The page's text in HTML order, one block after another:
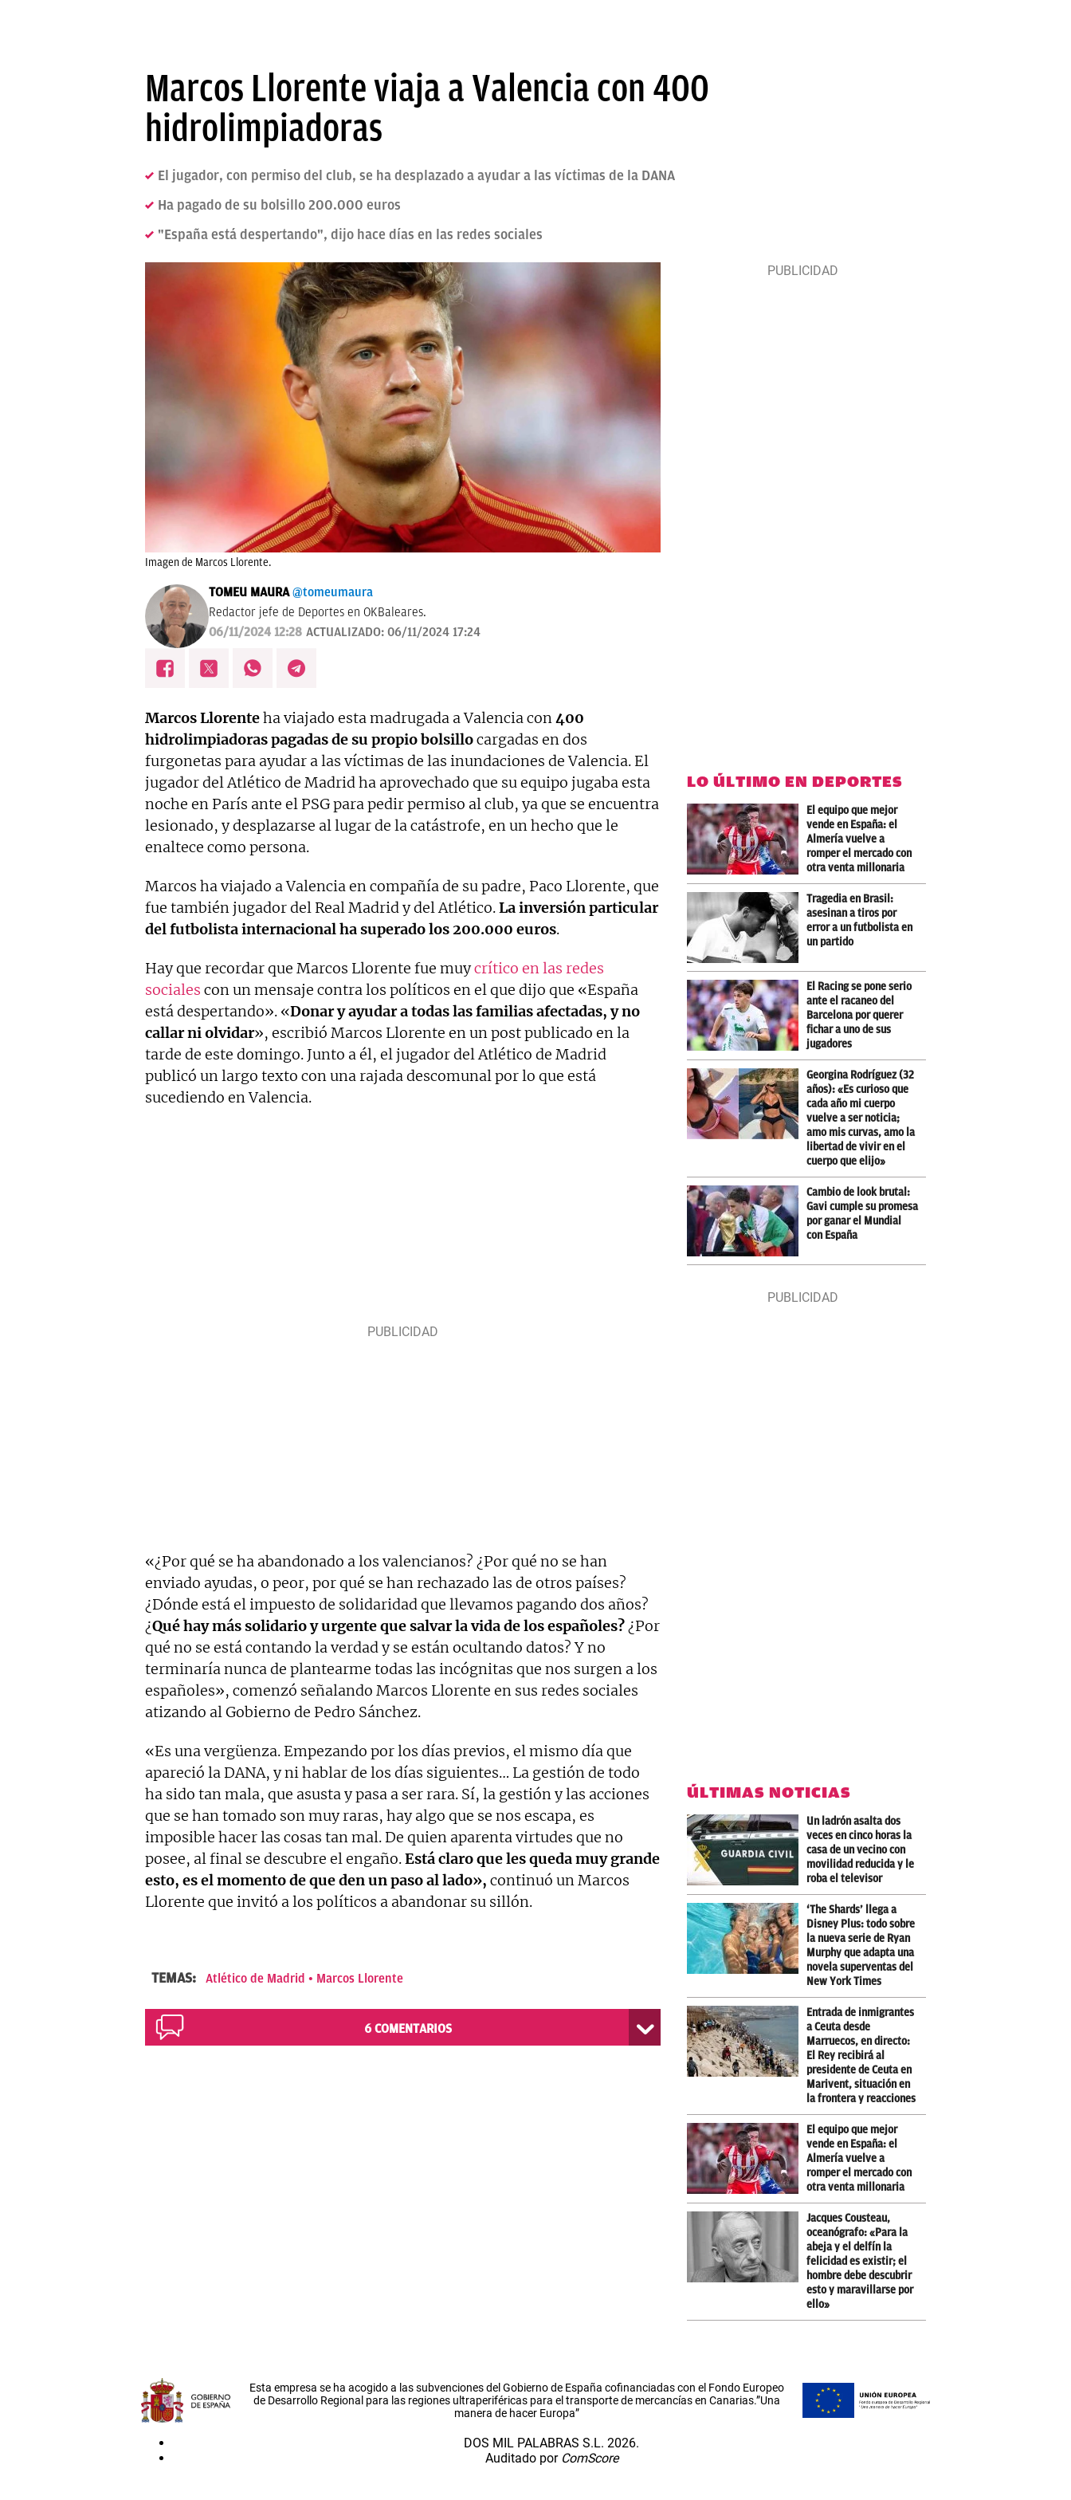
Marcos Llorente viaja a Valencia con 400
hidrolimpiadoras
El jugador, con permiso del club, se ha desplazado a ayudar a las víctimas de la DANA
Ha pagado de su bolsillo 200.000 euros
"España está despertando", dijo hace días en las redes sociales
Imagen de Marcos Llorente.
TOMEU MAURA @tomeumaura
Redactor jefe de Deportes en OKBaleares.
06/11/2024 12:28 ACTUALIZADO: 06/11/2024 17:24
Marcos Llorenteha viajado esta madrugada a Valencia con400
hidrolimpiadoras pagadas de su propio bolsillocargadas en dos
furgonetas para ayudar a las víctimas de las inundaciones de Valencia. El
jugador del Atlético de Madrid ha aprovechado que su equipo jugaba esta
noche en París ante el PSG para pedir permiso al club, ya que se encuentra
lesionado, y desplazarse al lugar de la catástrofe, en un hecho que le
enaltece como persona.
Marcos ha viajado a Valencia en compañía de su padre, Paco Llorente, que
fue también jugador del Real Madrid y del Atlético.La inversión particular
del futbolista internacional ha superado los 200.000 euros.
Hay que recordar que Marcos Llorente fue muycrítico en las redes
sociales con un mensaje contra los políticos en el que dijo que «España
está despertando». «Donar y ayudar a todas las familias afectadas, y no
callar ni olvidar», escribió Marcos Llorente en un post publicado en la
tarde de este domingo. Junto a él, el jugador del Atlético de Madrid
publicó un largo texto con una rajada descomunal por lo que está
sucediendo en Valencia.
«¿Por qué se ha abandonado a los valencianos? ¿Por qué no se han
enviado ayudas, o peor, por qué se han rechazado las de otros países?
¿Dónde está el impuesto de solidaridad que llevamos pagando dos años?
¿Qué hay más solidario y urgente que salvar la vida de los españoles?¿Por
qué no se está contando la verdad y se están ocultando datos? Y no
terminaría nunca de plantearme todas las incógnitas que nos surgen a los
españoles», comenzó señalando Marcos Llorente en sus redes sociales
atizando al Gobierno de Pedro Sánchez.
«Es una vergüenza. Empezando por los días previos, el mismo día que
apareció la DANA, y ni hablar de los días siguientes… La gestión de todo
ha sido tan mala, que asusta y pasa a ser rara. Sí, la gestión y las acciones
que se han tomado son muy raras, hay algo que se nos escapa, es
imposible hacer las cosas tan mal. De quien aparenta virtudes que no
posee, al final se descubre el engaño.Está claro que les queda muy grande
esto, es el momento de que den un paso al lado», continuó un Marcos
Llorente que invitó a los políticos a abandonar su sillón.
TEMAS: Atlético de Madrid Marcos Llorente
6 COMENTARIOS
LO ÚLTIMO EN DEPORTES
El equipo que mejor
vende en España: el
Almería vuelve a
romper el mercado con
otra venta millonaria
Tragedia en Brasil:
asesinan a tiros por
error a un futbolista en
un partido
El Racing se pone serio
ante el racaneo del
Barcelona por querer
fichar a uno de sus
jugadores
Georgina Rodríguez (32
años): «Es curioso que
cada año mi cuerpo
vuelve a ser noticia;
amo mis curvas, amo la
libertad de vivir en el
cuerpo que elijo»
Cambio de look brutal:
Gavi cumple su promesa
por ganar el Mundial
con España
ÚLTIMAS NOTICIAS
Un ladrón asalta dos
veces en cinco horas la
casa de un vecino con
movilidad reducida y le
roba el televisor
‘The Shards’ llega a
Disney Plus: todo sobre
la nueva serie de Ryan
Murphy que adapta una
novela superventas del
New York Times
Entrada de inmigrantes
a Ceuta desde
Marruecos, en directo:
El Rey recibirá al
presidente de Ceuta en
Marivent, situación en
la frontera y reacciones
El equipo que mejor
vende en España: el
Almería vuelve a
romper el mercado con
otra venta millonaria
Jacques Cousteau,
oceanógrafo: «Para la
abeja y el delfín la
felicidad es existir; el
hombre debe descubrir
esto y maravillarse por
ello»
Esta empresa se ha acogido a las subvenciones del Gobierno de España cofinanciadas con el Fondo Europeo
de Desarrollo Regional para las regiones ultraperiféricas para el transporte de mercancías en Canarias.”Una
manera de hacer Europa”
DOS MIL PALABRAS S.L. 2026.
Auditado por ComScore